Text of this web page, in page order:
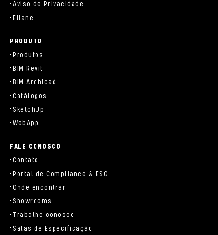
Aviso de Privacidade
Eliane
PRODUTO
Produtos
BIM Revit
BIM Archicad
Catálogos
SketchUp
WebApp
FALE CONOSCO
Contato
Portal de Compliance & ESG
Onde encontrar
Showrooms
Trabalhe conosco
Salas de Especificação